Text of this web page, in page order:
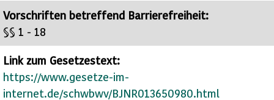
Vorschriften betreffend Barrierefreiheit:
§§ 1 - 18
Link zum Gesetzestext:
https://www.gesetze-im-
internet.de/schwbwv/BJNR013650980.html